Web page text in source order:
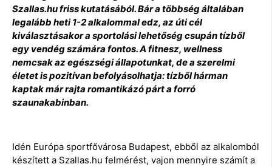
Szallas.hu friss kutatásából. Bár a többség általában
legalább heti 1-2 alkalommal edz, az úti cél
kiválasztásakor a sportolási lehetőség csupán tízből
egy vendég számára fontos. A fitnesz, wellness
nemcsak az egészségi állapotunkat, de a szerelmi
életet is pozitívan befolyásolhatja: tízből hárman
kaptak már rajta romantikázó párt a forró
szaunakabinban.
Idén Európa sportfővárosa Budapest, ebből az alkalomból
készített a Szallas.hu felmérést, vajon mennyire számít a